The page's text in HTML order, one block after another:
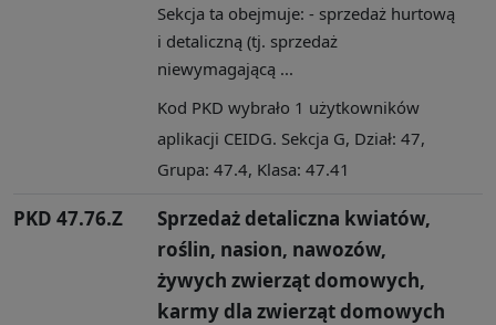
Sekcja ta obejmuje: - sprzedaż hurtową
i detaliczną (tj. sprzedaż
niewymagającą ...
Kod PKD wybrało 1 użytkowników
aplikacji CEIDG. Sekcja G, Dział: 47,
Grupa: 47.4, Klasa: 47.41
PKD 47.76.Z
Sprzedaż detaliczna kwiatów,
roślin, nasion, nawozów,
żywych zwierząt domowych,
karmy dla zwierząt domowych